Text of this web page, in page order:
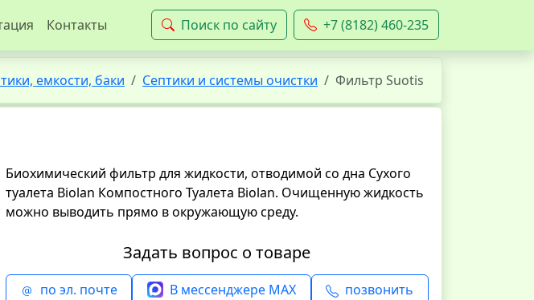
Контакты Поиск по сайту +7 (8182) 460-235
емкости, баки Септики и системы очистки Фильтр Suotis
Биохимический фильтр для жидкости, отводимой со дна Cухого
туалета Biolan Компостного Туалета Biolan. Очищенную жидкость
можно выводить прямо в окружающую среду.
Задать вопрос о товаре
по эл. почте В мессенджере MAX позвонить